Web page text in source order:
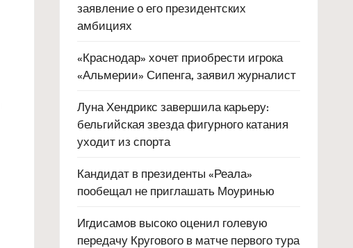
заявление о его президентских
амбициях
«Краснодар» хочет приобрести игрока
«Альмерии» Сипенга, заявил журналист
Луна Хендрикс завершила карьеру:
бельгийская звезда фигурного катания
уходит из спорта
Кандидат в президенты «Реала»
пообещал не приглашать Моуринью
Игдисамов высоко оценил голевую
передачу Кругового в матче первого тура